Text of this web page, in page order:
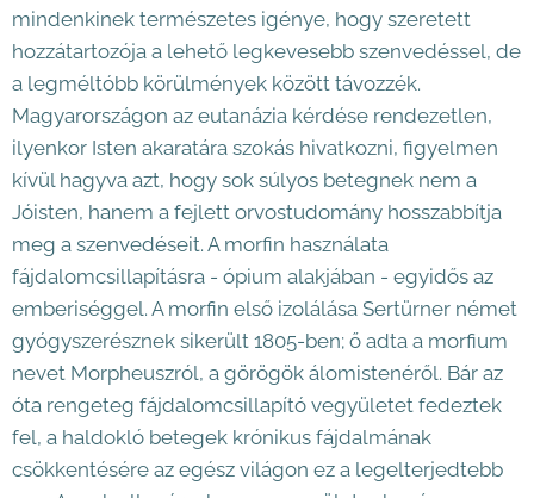
mindenkinek természetes igénye, hogy szeretett
hozzátartozója a lehető legkevesebb szenvedéssel, de
a legméltóbb körülmények között távozzék.
Magyarországon az eutanázia kérdése rendezetlen,
ilyenkor Isten akaratára szokás hivatkozni, figyelmen
kívül hagyva azt, hogy sok súlyos betegnek nem a
Jóisten, hanem a fejlett orvostudomány hosszabbítja
meg a szenvedéseit. A morfin használata
fájdalomcsillapításra - ópium alakjában - egyidős az
emberiséggel. A morfin első izolálása Sertürner német
gyógyszerésznek sikerült 1805-ben; ő adta a morfium
nevet Morpheuszról, a görögök álomistenéről. Bár az
óta rengeteg fájdalomcsillapító vegyületet fedeztek
fel, a haldokló betegek krónikus fájdalmának
csökkentésére az egész világon ez a legelterjedtebb